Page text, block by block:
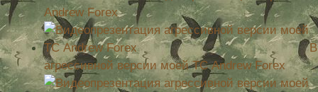
Andrew Forex
агрессивной версии моей ТС Andrew Forex